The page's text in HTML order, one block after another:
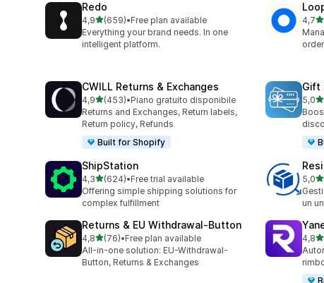
Redo
4,9stelle su 5
(659)
659 recensioni totali
•Free plan available
Everything your brand needs. In one
intelligent platform.
4,7
408
CWILL Returns & Exchanges
4,9stelle su 5
(453)
453 recensioni totali
•Piano gratuito disponibile
Returns and Exchanges, Return labels,
Return policy, Refunds
Built for Shopify
Gift
5,0
54
ShipStation
4,3stelle su 5
(624)
624 recensioni totali
•Free trial available
Offering simple shipping solutions for
complex fulfillment
5,0
51
un
Returns & EU Withdrawal‑Button
4,8stelle su 5
(76)
76 recensioni totali
•Free plan available
All-in-one solution: EU-Withdrawal-
Button, Returns & Exchanges
4,8
262